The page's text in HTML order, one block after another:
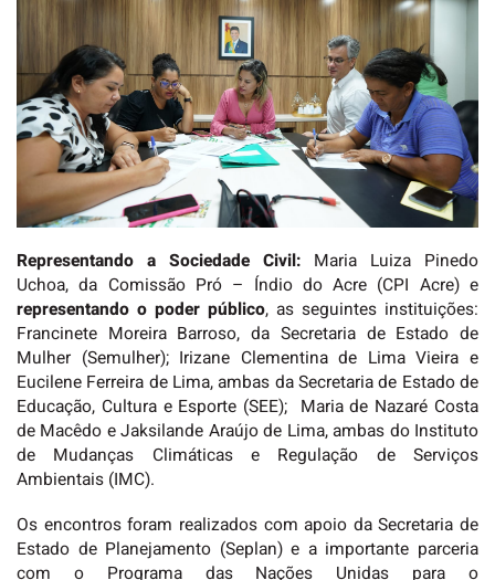
Representando a Sociedade Civil: Maria Luiza Pinedo
Uchoa, da Comissão Pró – Índio do Acre (CPI Acre) e
representando o poder público, as seguintes instituições:
Francinete Moreira Barroso, da Secretaria de Estado de
Mulher (Semulher); Irizane Clementina de Lima Vieira e
Eucilene Ferreira de Lima, ambas da Secretaria de Estado de
Educação, Cultura e Esporte (SEE); Maria de Nazaré Costa
de Macêdo e Jaksilande Araújo de Lima, ambas do Instituto
de Mudanças Climáticas e Regulação de Serviços
Ambientais (IMC).
Os encontros foram realizados com apoio da Secretaria de
Estado de Planejamento (Seplan) e a importante parceria
com o Programa das Nações Unidas para o